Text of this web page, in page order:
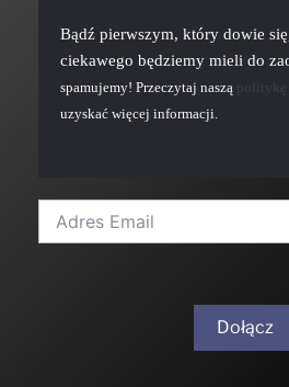
Bądź pierwszym, który dowie
ciekawego będziemy mieli do
spamujemy! Przeczytaj naszą politykę
uzyskać więcej informacji.
Dołącz